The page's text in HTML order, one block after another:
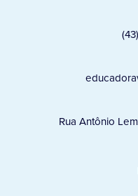
Rua Antônio